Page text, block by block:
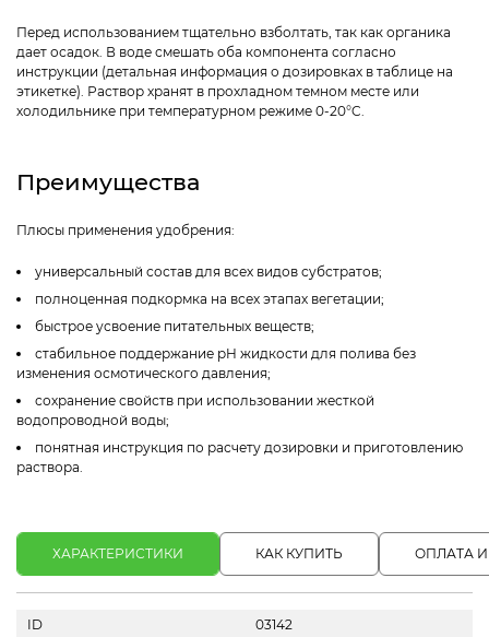
Перед использованием тщательно взболтать, так как органика
дает осадок. В воде смешать оба компонента согласно
инструкции (детальная информация о дозировках в таблице на
этикетке). Раствор хранят в прохладном темном месте или
холодильнике при температурном режиме 0-20°C.
Преимущества
Плюсы применения удобрения:
универсальный состав для всех видов субстратов;
полноценная подкормка на всех этапах вегетации;
быстрое усвоение питательных веществ;
стабильное поддержание pH жидкости для полива без
изменения осмотического давления;
сохранение свойств при использовании жесткой
водопроводной воды;
понятная инструкция по расчету дозировки и приготовлению
раствора.
ХАРАКТЕРИСТИКИ КАК КУПИТЬ ОПЛАТА
ID
03142